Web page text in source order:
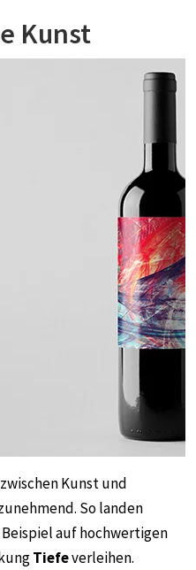
Kunst
Kunst und
So landen
auf hochwertigen
Tiefeverleihen.